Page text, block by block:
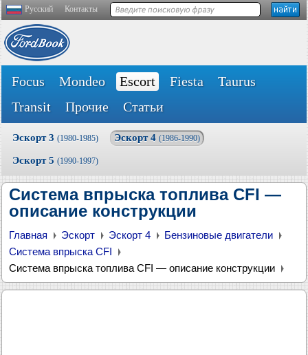
Русский Контакты
Focus Mondeo Escort Fiesta
Taurus
Transit
Прочие Статьи
Эскорт 3 (1980-1985) Эскорт 4 (1986-1990)
Эскорт 5 (1990-1997)
Система впрыска топлива CFI —
описание конструкции
Главная Эскорт Эскорт 4
Бензиновые двигатели
Система впрыска CFI
Система впрыска топлива CFI — описание конструкции